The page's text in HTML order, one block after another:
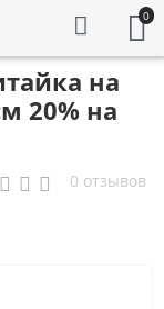
0
на
20% на
0 отзывов